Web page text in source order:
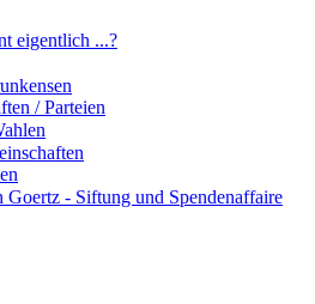
eigentlich ...?
/ Parteien
- Siftung und Spendenaffaire